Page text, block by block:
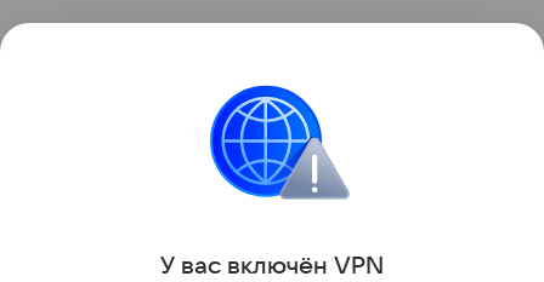
а о распознавании лица и записи голоса.
Поделиться
У вас включён VPN